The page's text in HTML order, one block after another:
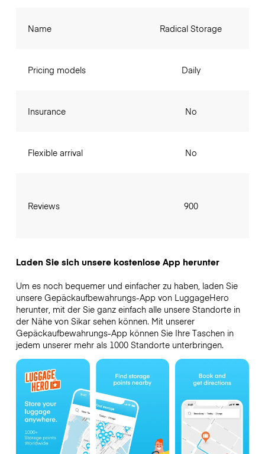
Name
Pricing models
Insurance
Flexible arrival
Reviews
Radical Storage
Daily
No
No
900
Laden Sie sich unsere kostenlose App herunter
Um es noch bequemer und einfacher zu haben, laden Sie
unsere Gepäckaufbewahrungs-App von LuggageHero
herunter, mit der Sie ganz einfach alle unsere Standorte in
der Nähe von Sikar sehen können. Mit unserer
Gepäckaufbewahrungs-App können Sie Ihre Taschen in
jedem unserer mehr als 1000 Standorte unterbringen.